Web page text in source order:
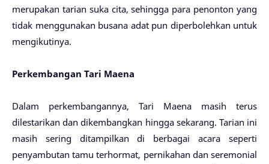
merupakan tarian suka cita, sehingga para penonton yang
tidak menggunakan busana adat pun diperbolehkan untuk
mengikutinya.
Perkembangan Tari Maena
Dalam perkembangannya, Tari Maena masih terus
dilestarikan dan dikembangkan hingga sekarang. Tarian ini
masih sering ditampilkan di berbagai acara seperti
penyambutan tamu terhormat, pernikahan dan seremonial